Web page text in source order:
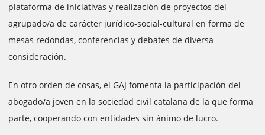
plataforma de iniciativas y realización de proyectos del
agrupado/a de carácter jurídico-social-cultural en forma de
mesas redondas, conferencias y debates de diversa
consideración.
En otro orden de cosas, el GAJ fomenta la participación del
abogado/a joven en la sociedad civil catalana de la que forma
parte, cooperando con entidades sin ánimo de lucro.